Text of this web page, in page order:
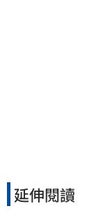
延伸閱讀